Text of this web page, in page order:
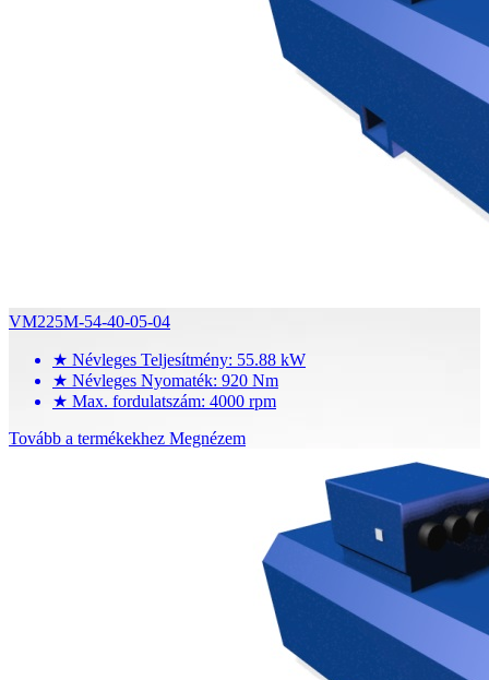
VM225M-54-40-05-04
★ Névleges Teljesítmény: 55.88 kW
★ Névleges Nyomaték: 920 Nm
★ Max. fordulatszám: 4000 rpm
Tovább a termékekhez Megnézem